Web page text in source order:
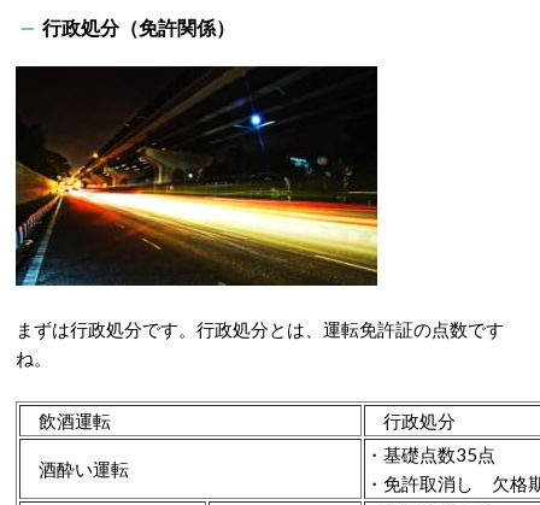
行政処分（免許関係）
まずは行政処分です。行政処分とは、運転免許証の点数です
ね。
飲酒運転 行政処分
酒酔い運転
・基礎点数35点
・免許取消し 欠格